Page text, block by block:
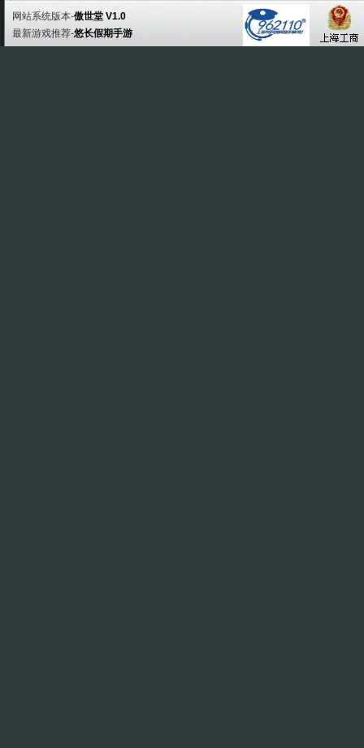
网站系统版本-傲世堂 V1.0
最新游戏推荐-悠长假期手游